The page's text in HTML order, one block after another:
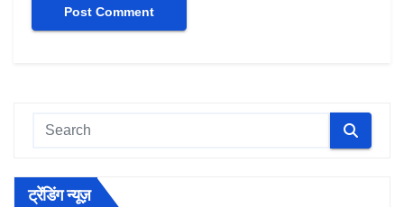
ट्रेंडिंग न्यूज़